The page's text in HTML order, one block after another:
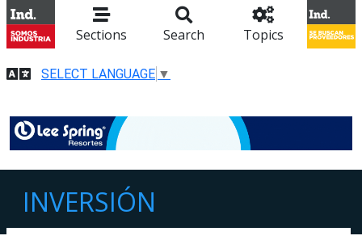
Sections Search Topics
SELECT LANGUAGE ▼
INVERSIÓN